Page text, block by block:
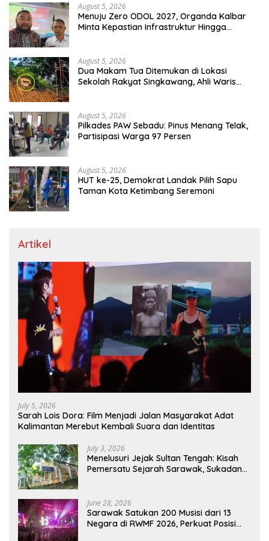
August 5, 2026
Menuju Zero ODOL 2027, Organda Kalbar
Minta Kepastian Infrastruktur Hingga
August 5, 2026
Dua Makam Tua Ditemukan di Lokasi
Sekolah Rakyat Singkawang, Ahli Waris
August 5, 2026
Pilkades PAW Sebadu: Pinus Menang Telak,
Partisipasi Warga 97 Persen
August 5, 2026
HUT ke-25, Demokrat Landak Pilih Sapu
Taman Kota Ketimbang Seremoni
Artikel
July 5, 2026
Sarah Lois Dora: Film Menjadi Jalan Masyarakat Adat
Kalimantan Merebut Kembali Suara dan Identitas
July 3, 2026
Menelusuri Jejak Sultan Tengah: Kisah
Pemersatu Sejarah Sarawak, Sukadana,
June 28, 2026
Sarawak Satukan 200 Musisi dari 13
Negara di RWMF 2026, Perkuat Posisi